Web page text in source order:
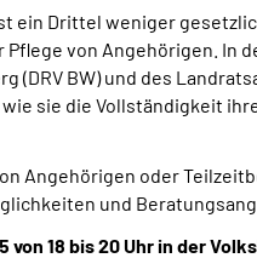
Drittel weniger
von Angehörigen. In
BW) und des
sie die Vollständigkeit
Angehörigen oder
und
von 18 bis 20 Uhrin der